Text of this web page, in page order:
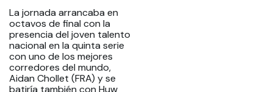
La jornada arrancaba en
octavos de final con la
presencia del joven talento
nacional en la quinta serie
con uno de los mejores
corredores del mundo,
Aidan Chollet (FRA) y se